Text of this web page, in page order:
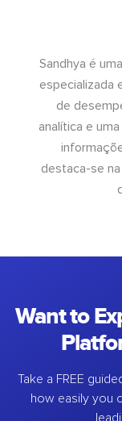
Sandhya é
especializada
de
analítica e
destaca-se
Want to
Take a FREE
how easily you